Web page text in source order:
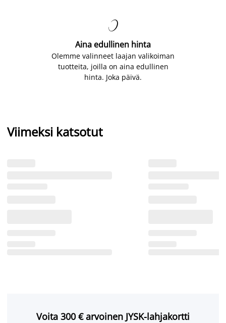

Aina edullinen hinta
Olemme valinneet laajan valikoiman
tuotteita, joilla on aina edullinen
hinta. Joka päivä.
Viimeksi katsotut
Voita 300 € arvoinen JYSK-lahjakortti